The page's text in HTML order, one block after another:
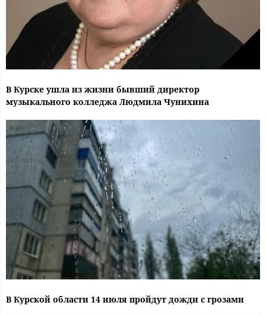
В Курске ушла из жизни бывший директор
музыкального колледжа Людмила Чунихина
В Курской области 14 июля пройдут дожди с грозами